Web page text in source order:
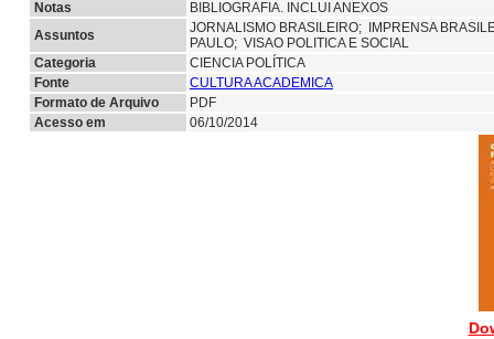
Notas
BIBLIOGRAFIA. INCLUI ANEXOS
Assuntos
JORNALISMO BRASILEIRO;
IMPRENSA
PAULO; VISAO POLITICA E SOCIAL
Categoria
CIENCIA POLÍTICA
Fonte
CULTURA ACADEMICA
Formato de Arquivo
PDF
Acesso em
06/10/2014